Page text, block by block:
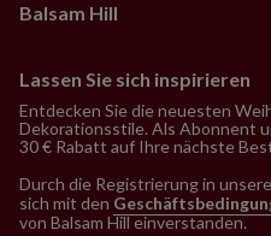
Balsam Hill
Lassen Sie sich inspirieren
Entdecken Sie die neuesten
Dekorationsstile. Als Abonnent
30 € Rabatt auf Ihre nächste
Durch die Registrierung in
sich mit den
von Balsam Hill einverstanden.